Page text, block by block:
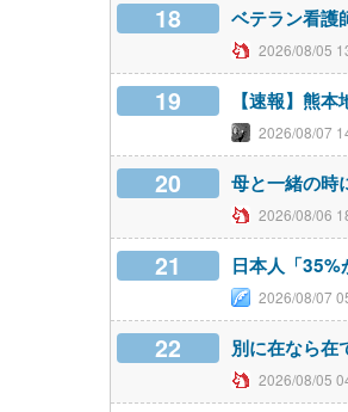
18 ベテラン看護
2026/08/05
19 【速報】熊
2026/08/07
20 母と一緒の時
2026/08/06
21 日本人「
2026/08/07
22 別に在なら在
2026/08/05